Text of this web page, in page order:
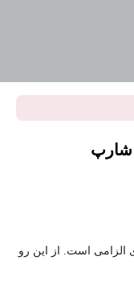
شارپ
الزامی است. از این رو